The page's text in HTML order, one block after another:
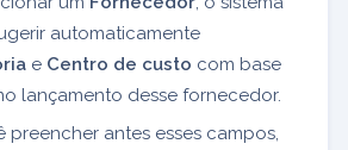
automaticamente
e Centro de custo com base
lançamento desse fornecedor.
preencher antes esses campos,